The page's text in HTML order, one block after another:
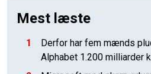
Mest læste
1
Derfor har fem mænds
Alphabet 1.200 milliarder